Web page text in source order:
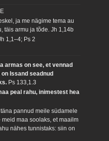
ja me nägime tema au
täis armu ja tõde.Jh 1,14b
1,1–4; Ps 2
armas on see, et vennad
Issand seadnud
Ps 133,1.3
peal rahu, inimestest hea
pannud meile südamele
maa soolaks, et maailm
nähes tunnistaks: siin on